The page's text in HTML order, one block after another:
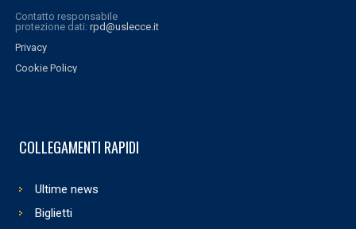
Contatto responsabile
protezione dati: rpd@uslecce.it
Privacy
Cookie Policy
COLLEGAMENTI RAPIDI
Ultime news
Biglietti